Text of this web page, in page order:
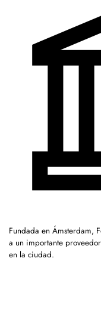
Fundada en Ámsterdam,
a un importante
en la ciudad.